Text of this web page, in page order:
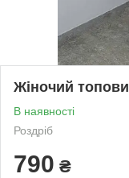
Жіночий
В наявності
Роздріб
790 ₴